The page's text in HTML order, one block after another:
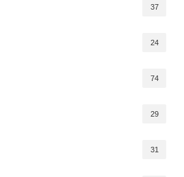
37
24
74
29
31